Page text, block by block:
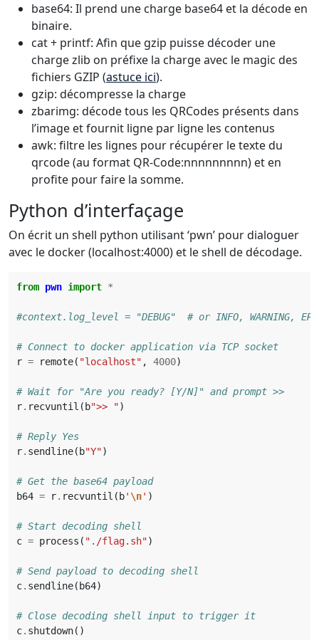
base64: Il prend une charge base64 et la décode en
binaire.
cat + printf: Afin que gzip puisse décoder une
charge zlib on préfixe la charge avec le magic des
fichiers GZIP (astuce ici).
gzip: décompresse la charge
zbarimg: décode tous les QRCodes présents dans
l’image et fournit ligne par ligne les contenus
awk: filtre les lignes pour récupérer le texte du
qrcode (au format QR-Code:nnnnnnnnn) et en
profite pour faire la somme.
Python d’interfaçage
On écrit un shell python utilisant ‘pwn’ pour dialoguer
avec le docker (localhost:4000) et le shell de décodage.
from pwn import *
#context.log_level = "DEBUG"  # or INFO, WARNING,
# Connect to docker application via TCP socket
r = remote( "localhost" , 4000)
# Wait for "Are you ready? [Y/N]" and prompt >>
r. recvuntil ( b">> ")
# Reply Yes
r. sendline( b"Y")
# Get the base64 payload
b64 = r. recvuntil ( b' \n' )
# Start decoding shell
c = process ( "./flag.sh")
# Send payload to decoding shell
c. sendline( b64)
# Close decoding shell input to trigger it
c. shutdown()